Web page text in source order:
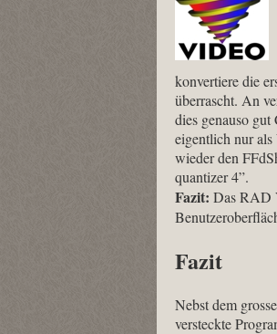
konvertiere die
überrascht. An
dies genauso
eigentlich nur
wieder den
quantizer 4”.
Fazit: Das RAD
Fazit
Nebst dem
versteckte